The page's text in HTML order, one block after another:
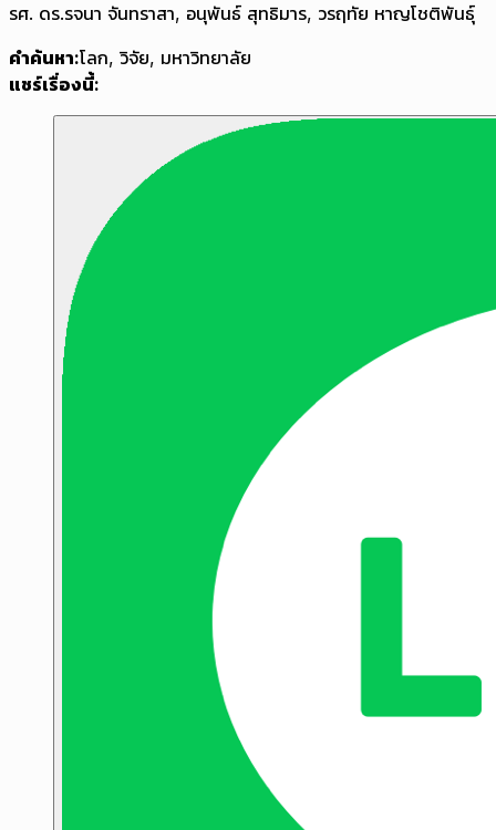
รศ. ดร.รจนา จันทราสา, อนุพันธ์ สุทธิมาร, วรฤทัย หาญโชติพันธุ์
คำค้นหา:โลก, วิจัย, มหาวิทยาลัย
แชร์เรื่องนี้: